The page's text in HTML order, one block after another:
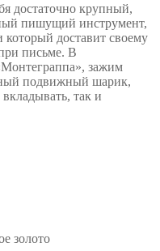
достаточно крупный,
пишущий инструмент,
доставит своему
письме. В
зажим
подвижный шарик,
так и
золото